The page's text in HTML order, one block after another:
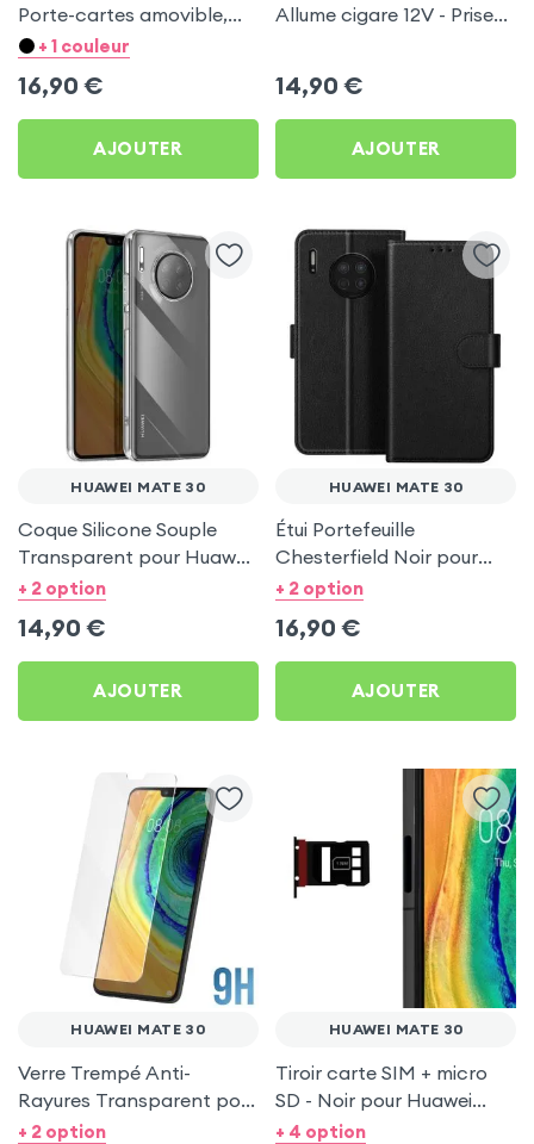
Porte-cartes amovible,
avec languette
Huawei Mate 30
+ 1 couleur
16,90 €
AJOUTER
Allume cigare 12V - Prise
14,90 €
AJOUTER
HUAWEI MATE 30
Coque Silicone Souple
Transparent pour Huawei
Mate 30
+ 2 option
14,90 €
AJOUTER
HUAWEI MATE 30
Étui Portefeuille
Chesterfield Noir pour
Huawei Mate 30
+ 2 option
16,90 €
AJOUTER
HUAWEI MATE 30
Verre Trempé Anti-
Rayures Transparent pour
Huawei Mate 30
+ 2 option
HUAWEI MATE 30
Tiroir carte SIM + micro
SD - Noir pour Huawei
Mate 30
+ 4 option